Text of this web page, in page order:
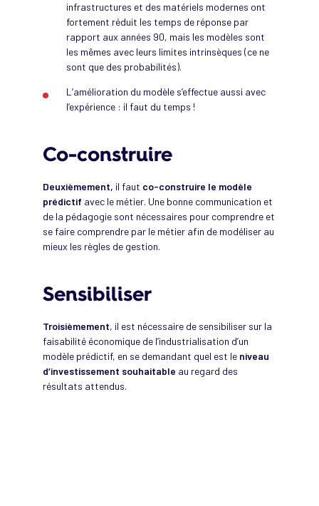
infrastructures et des matériels modernes ont
fortement réduit les temps de réponse par
rapport aux années 90, mais les modèles sont
les mêmes avec leurs limites intrinsèques (ce ne
sont que des probabilités).
L’amélioration du modèle s’effectue aussi avec
l’expérience : il faut du temps !
Co-construire
Deuxièmement, il faut co-construire le modèle
prédictif avec le métier. Une bonne communication et
de la pédagogie sont nécessaires pour comprendre et
se faire comprendre par le métier afin de modéliser au
mieux les règles de gestion.
Sensibiliser
Troisièmement, il est nécessaire de sensibiliser sur la
faisabilité économique de l’industrialisation d’un
modèle prédictif, en se demandant quel est le niveau
d’investissement souhaitable au regard des
résultats attendus.